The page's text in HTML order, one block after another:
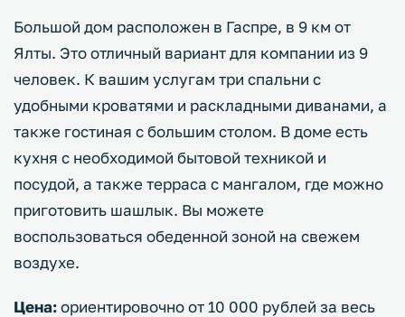
Большой дом расположен в Гаспре, в 9 км от
Ялты. Это отличный вариант для компании из 9
человек. К вашим услугам три спальни с
удобными кроватями и раскладными диванами, а
также гостиная с большим столом. В доме есть
кухня с необходимой бытовой техникой и
посудой, а также терраса с мангалом, где можно
приготовить шашлык. Вы можете
воспользоваться обеденной зоной на свежем
воздухе.
Цена:ориентировочно от 10 000 рублей за весь